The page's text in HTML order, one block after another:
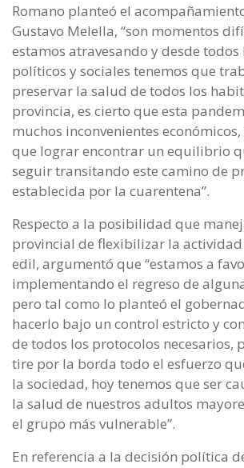
Romano planteó el
Gustavo Melella, “son momentos
estamos atravesando y desde todos
políticos y sociales tenemos que
preservar la salud de todos los
provincia, es cierto que esta
muchos inconvenientes
que lograr encontrar un equilibrio
seguir transitando este camino de
establecida por la cuarentena”.
Respecto a la posibilidad que
provincial de flexibilizar la
edil, argumentó que “estamos a
implementando el regreso de
pero tal como lo planteó el
hacerlo bajo un control estricto y
de todos los protocolos necesarios,
tire por la borda todo el esfuerzo
la sociedad, hoy tenemos que ser
la salud de nuestros adultos
el grupo más vulnerable”.
En referencia a la decisión política